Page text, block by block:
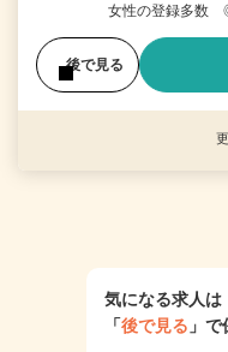
女性の登録多数
後で見る
気になる求人は
「後で見る 」で